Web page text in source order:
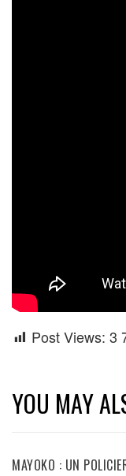
Post Views: 3
YOU MAY
MAYOKO : UN